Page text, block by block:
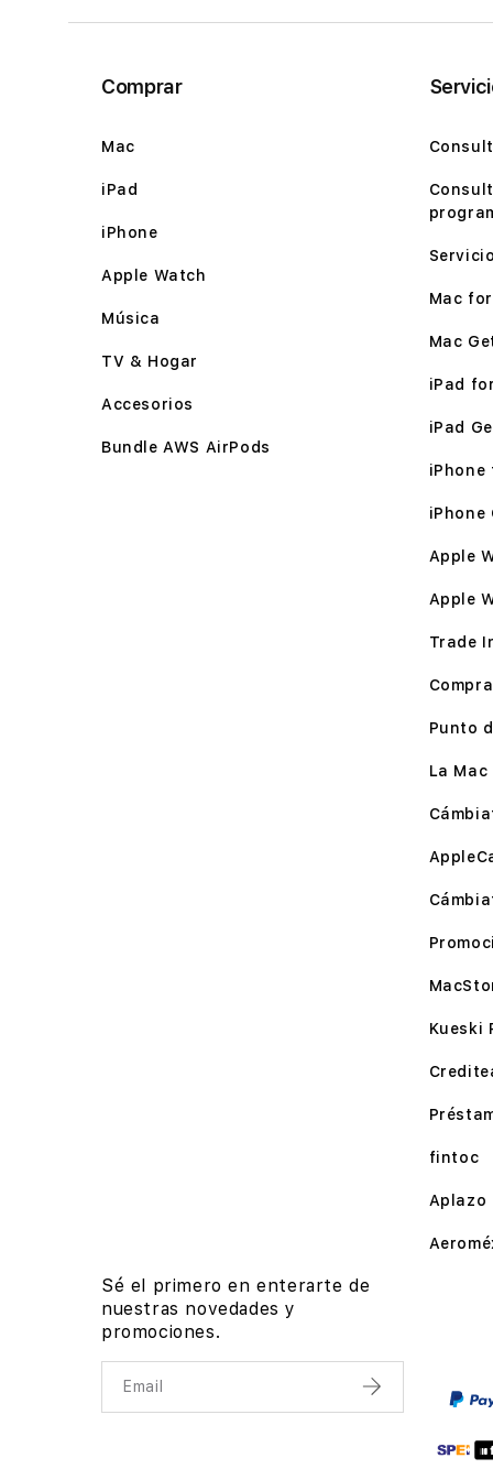
Comprar
Mac
iPad
iPhone
Apple Watch
Música
TV & Hogar
Accesorios
Bundle AWS AirPods
Mac
Mac
iPad
iPad
iPhone
Apple
Apple
Trade
Punto
La
Kueski
fintoc
Aplazo
Sé el primero en enterarte de
nuestras novedades y
promociones.
Email